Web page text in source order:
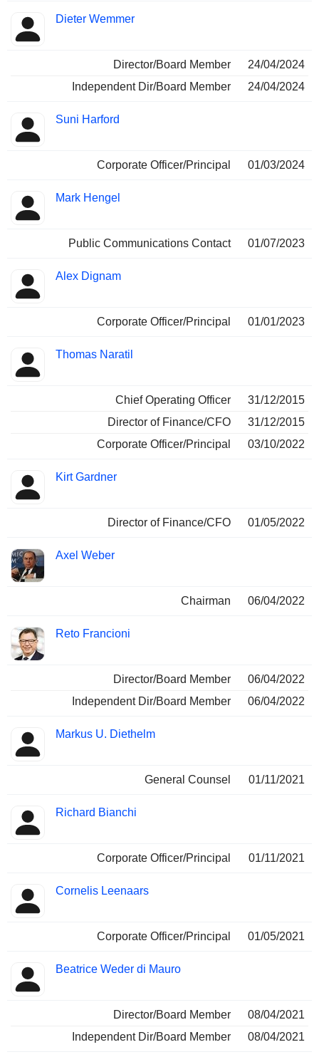
Dieter Wemmer
Director/Board Member
24/04/2024
Independent Dir/Board Member
24/04/2024
Suni Harford
Corporate Officer/Principal 01/03/2024
Mark Hengel
Public Communications Contact 01/07/2023
Alex Dignam
Corporate Officer/Principal 01/01/2023
Thomas Naratil
Chief Operating Officer
31/12/2015
Director of Finance/CFO
31/12/2015
Corporate Officer/Principal
03/10/2022
Kirt Gardner
Director of Finance/CFO 01/05/2022
Axel Weber
Chairman 06/04/2022
Reto Francioni
Director/Board Member
06/04/2022
Independent Dir/Board Member
06/04/2022
Markus U. Diethelm
General Counsel 01/11/2021
Richard Bianchi
Corporate Officer/Principal 01/11/2021
Cornelis Leenaars
Corporate Officer/Principal 01/05/2021
Beatrice Weder di Mauro
Director/Board Member
08/04/2021
Independent Dir/Board Member
08/04/2021